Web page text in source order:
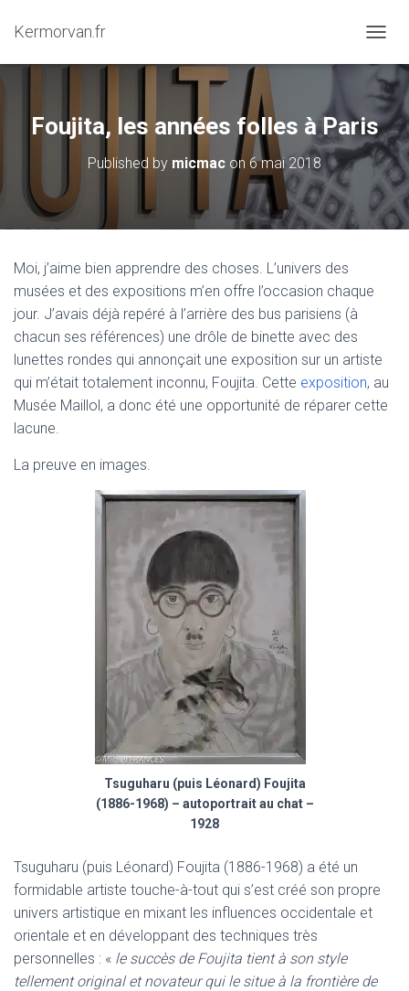
Kermorvan.fr
Foujita, les années folles à Paris
Published by micmac on 6 mai 2018
Moi, j’aime bien apprendre des choses. L’univers des
musées et des expositions m’en offre l’occasion chaque
jour. J’avais déjà repéré à l’arrière des bus parisiens (à
chacun ses références) une drôle de binette avec des
lunettes rondes qui annonçait une exposition sur un artiste
qui m’était totalement inconnu, Foujita. Cette exposition, au
Musée Maillol, a donc été une opportunité de réparer cette
lacune.
La preuve en images.
Tsuguharu (puis Léonard) Foujita
(1886-1968) – autoportrait au chat –
1928
Tsuguharu (puis Léonard) Foujita (1886-1968) a été un
formidable artiste touche-à-tout qui s’est créé son propre
univers artistique en mixant les influences occidentale et
orientale et en développant des techniques très
personnelles : « le succès de Foujita tient à son style
tellement original et novateur qui le situe à la frontière de